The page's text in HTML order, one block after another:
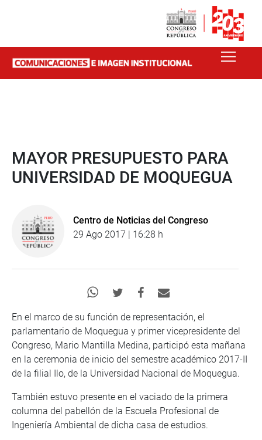
MAYOR PRESUPUESTO PARA
UNIVERSIDAD DE MOQUEGUA
Centro de Noticias del Congreso
29 Ago 2017 | 16:28 h
En el marco de su función de representación, el
parlamentario de Moquegua y primer vicepresidente del
Congreso, Mario Mantilla Medina, participó esta mañana
en la ceremonia de inicio del semestre académico 2017-II
de la filial Ilo, de la Universidad Nacional de Moquegua.
También estuvo presente en el vaciado de la primera
columna del pabellón de la Escuela Profesional de
Ingeniería Ambiental de dicha casa de estudios.